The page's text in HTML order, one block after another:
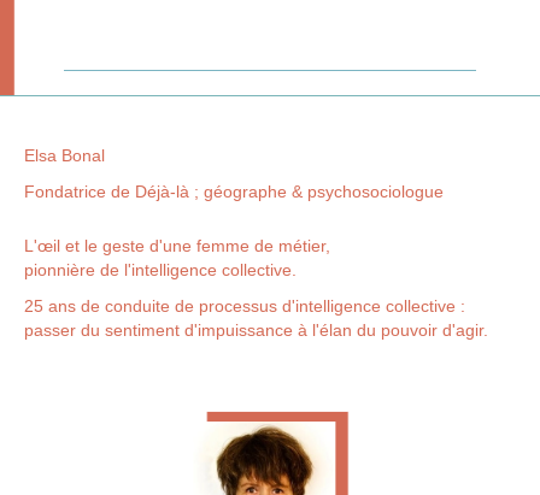
Elsa Bonal
Fondatrice de Déjà-là ; géographe & psychosociologue
L'œil et le geste d'une femme de métier,
pionnière de l'intelligence collective.
25 ans de conduite de processus d'intelligence collective :
passer du sentiment d'impuissance à l'élan du pouvoir d'agir.